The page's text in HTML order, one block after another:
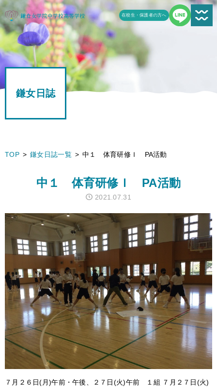
在校生・保護者の方へ
新着情報一覧
受験生の方へ
学校案内
鎌女の教育
よくある質問
アクセス
サイトポリシー
卒業生の方へ
鎌女日誌
TOP 鎌女日誌一覧 中１ 体育研修Ｉ PA活動
中１ 体育研修Ｉ PA活動
2021.07.31
７月２６日(月)午前・午後、２７日(火)午前 １組 ７月２７日(火)